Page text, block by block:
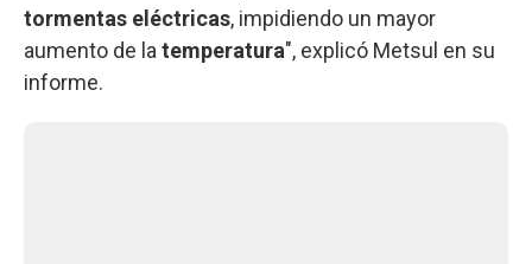
tormentas eléctricas, impidiendo un mayor
aumento de la temperatura", explicó Metsul en su
informe.